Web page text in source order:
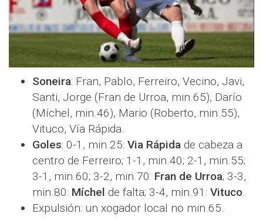
Soneira: Fran, Pablo, Ferreiro, Vecino, Javi,
Santi, Jorge (Fran de Urroa, min.65), Darío
(Míchel, min.46), Mario (Roberto, min.55),
Vituco, Vía Rápida.
Goles: 0-1, min.25: Via Rápida de cabeza a
centro de Ferreiro; 1-1, min.40; 2-1, min.55;
3-1, min.60; 3-2, min.70: Fran de Urroa; 3-3,
min.80: Míchel de falta; 3-4, min.91: Vituco.
Expulsión: un xogador local no min.65.